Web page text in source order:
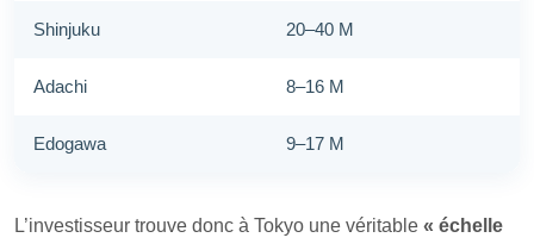
Shinjuku 20–40 M
Adachi 8–16 M
Edogawa 9–17 M
L’investisseur trouve donc à Tokyo une véritable « échelle